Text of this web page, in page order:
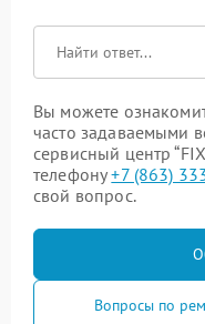
Вы можете
часто задаваемыми
сервисный центр
телефону+7 (863)
свой вопрос.
Вопросы по